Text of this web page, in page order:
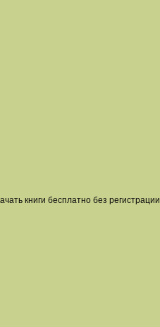
книги бесплатно без регистрации